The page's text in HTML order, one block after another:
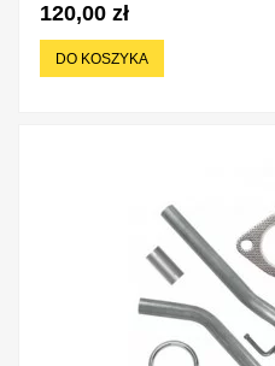
120,00 zł
DO KOSZYKA